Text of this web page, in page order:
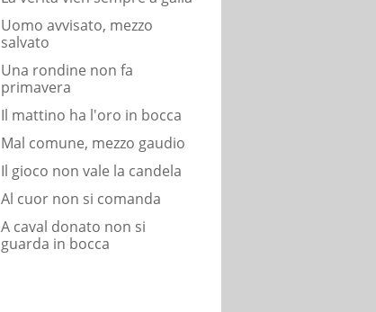
Uomo avvisato, mezzo
salvato
Una rondine non fa
primavera
Il mattino ha l'oro in bocca
Mal comune, mezzo gaudio
Il gioco non vale la candela
Al cuor non si comanda
A caval donato non si
guarda in bocca